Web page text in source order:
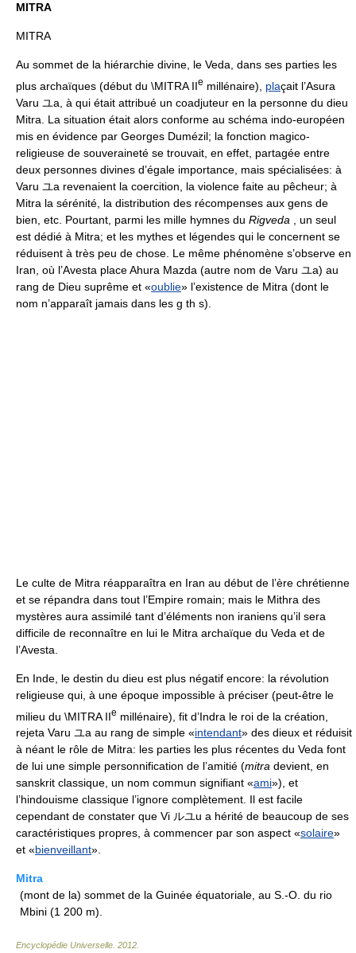
MITRA
MITRA
Au sommet de la hiérarchie divine, le Veda, dans ses parties les
plus archaïques (début du \MITRA IIe millénaire), plaçait l’Asura
Varu ユa, à qui était attribué un coadjuteur en la personne du dieu
Mitra. La situation était alors conforme au schéma indo-européen
mis en évidence par Georges Dumézil; la fonction magico-
religieuse de souveraineté se trouvait, en effet, partagée entre
deux personnes divines d’égale importance, mais spécialisées: à
Varu ユa revenaient la coercition, la violence faite au pêcheur; à
Mitra la sérénité, la distribution des récompenses aux gens de
bien, etc. Pourtant, parmi les mille hymnes du Rigveda , un seul
est dédié à Mitra; et les mythes et légendes qui le concernent se
réduisent à très peu de chose. Le même phénomène s’observe en
Iran, où l’Avesta place Ahura Mazda (autre nom de Varu ユa) au
rang de Dieu suprême et «oublie» l’existence de Mitra (dont le
nom n’apparaît jamais dans les g th s).
Le culte de Mitra réapparaîtra en Iran au début de l’ère chrétienne
et se répandra dans tout l’Empire romain; mais le Mithra des
mystères aura assimilé tant d’éléments non iraniens qu’il sera
difficile de reconnaître en lui le Mitra archaïque du Veda et de
l’Avesta.
En Inde, le destin du dieu est plus négatif encore: la révolution
religieuse qui, à une époque impossible à préciser (peut-être le
milieu du \MITRA IIe millénaire), fit d’Indra le roi de la création,
rejeta Varu ユa au rang de simple «intendant» des dieux et réduisit
à néant le rôle de Mitra: les parties les plus récentes du Veda font
de lui une simple personnification de l’amitié (mitra devient, en
sanskrit classique, un nom commun signifiant «ami»), et
l’hindouisme classique l’ignore complètement. Il est facile
cependant de constater que Vi ルユu a hérité de beaucoup de ses
caractéristiques propres, à commencer par son aspect «solaire»
et «bienveillant».
Mitra
(mont de la) sommet de la Guinée équatoriale, au S.-O. du rio
Mbini (1 200 m).
Encyclopédie Universelle 2012